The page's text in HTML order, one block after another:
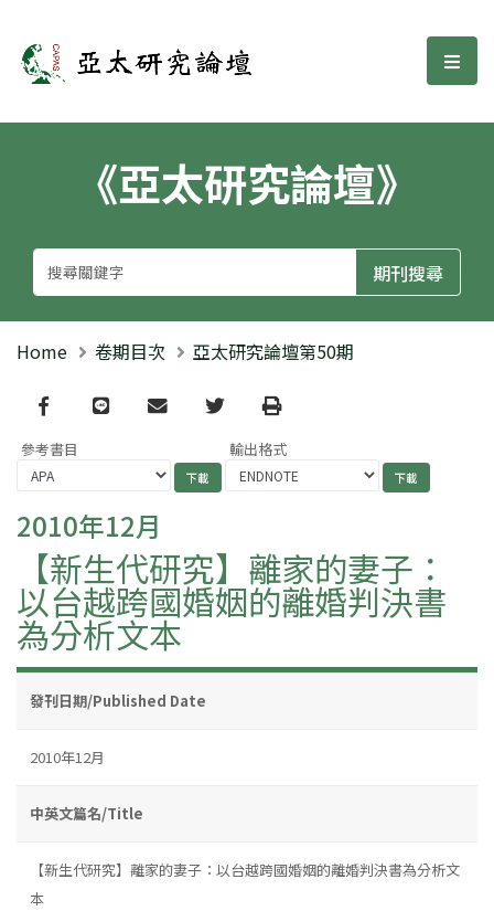
亞太研究論壇 選
《亞太研究論壇》
Home 卷期目次 亞太研究論壇第50期
Facebook
line email TwitterPrint
參考書目 輸出格式
2010年12月
【新生代研究】離家的妻子：
以台越跨國婚姻的離婚判決書
為分析文本
發刊日期/Published Date
2010年12月
中英文篇名/Title
【新生代研究】離家的妻子：以台越跨國婚姻的離婚判決書為分析文
本